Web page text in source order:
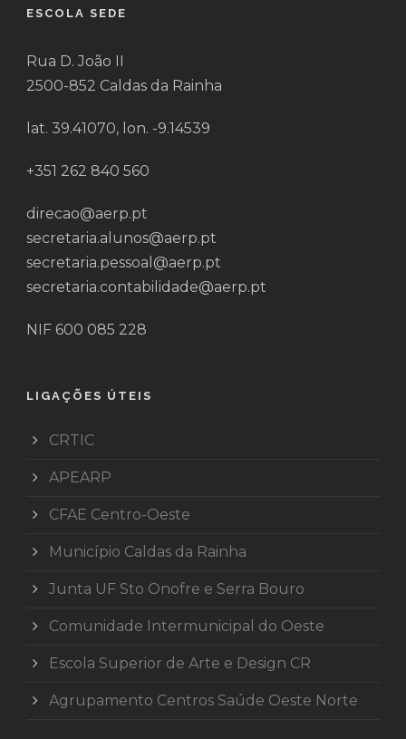
ESCOLA SEDE
Rua D. João II
2500-852 Caldas da Rainha
lat. 39.41070, lon. -9.14539
+351 262 840 560
direcao@aerp.pt
secretaria.alunos@aerp.pt
secretaria.pessoal@aerp.pt
secretaria.contabilidade@aerp.pt
NIF 600 085 228
LIGAÇÕES ÚTEIS
CRTIC
APEARP
CFAE Centro-Oeste
Município Caldas da Rainha
Junta UF Sto Onofre e Serra Bouro
Comunidade Intermunicipal do Oeste
Escola Superior de Arte e Design CR
Agrupamento Centros Saúde Oeste Norte